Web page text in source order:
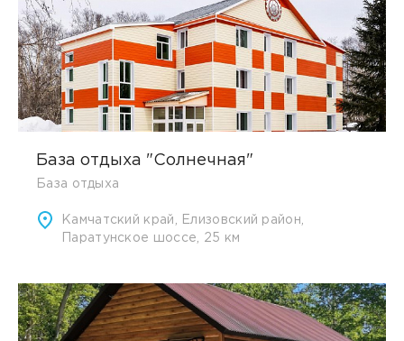
База отдыха "Солнечная"
База отдыха
Камчатский край, Елизовский район,
Паратунское шоссе, 25 км